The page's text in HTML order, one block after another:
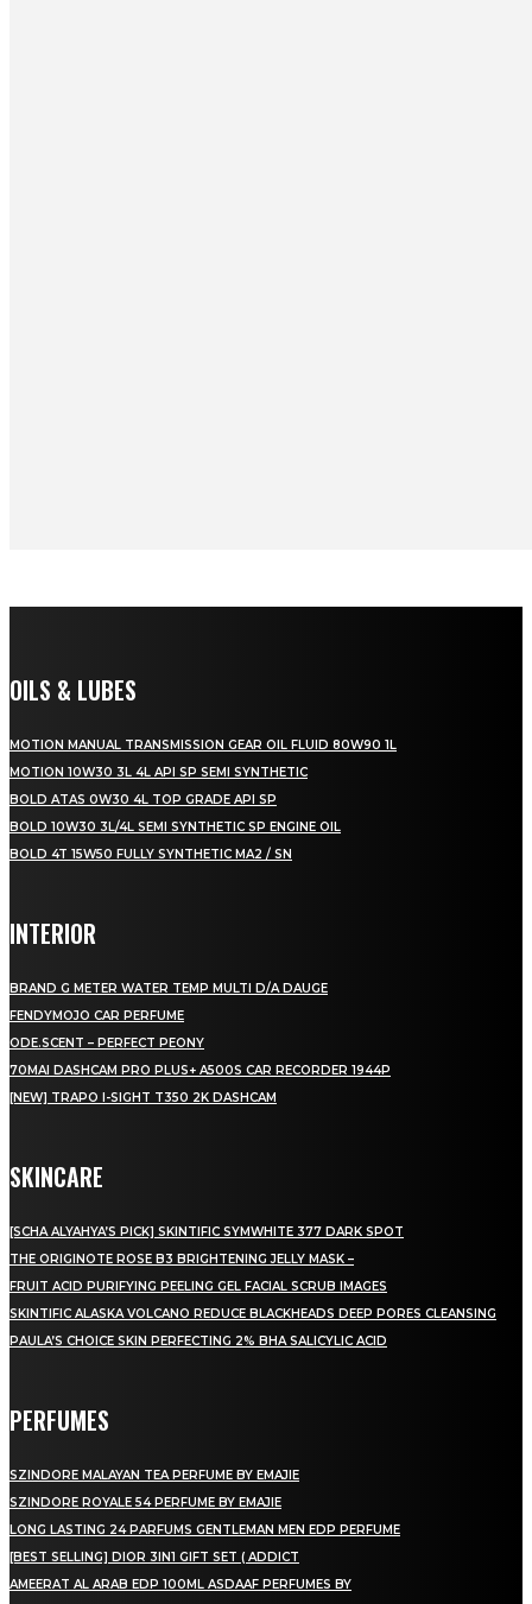
OILS & LUBES
MOTION MANUAL TRANSMISSION GEAR OIL FLUID 80W90 1L
MOTION 10W30 3L 4L API SP SEMI SYNTHETIC
BOLD ATAS 0W30 4L TOP GRADE API SP
BOLD 10W30 3L/4L SEMI SYNTHETIC SP ENGINE OIL
BOLD 4T 15W50 FULLY SYNTHETIC MA2 / SN
INTERIOR
BRAND G METER WATER TEMP MULTI D/A DAUGE
FENDYMOJO CAR PERFUME
ODE.SCENT – PERFECT PEONY
70MAI DASHCAM PRO PLUS+ A500S CAR RECORDER 1944P
[NEW] TRAPO I-SIGHT T350 2K DASHCAM
SKINCARE
[SCHA ALYAHYA’S PICK] SKINTIFIC SYMWHITE 377 DARK SPOT
THE ORIGINOTE ROSE B3 BRIGHTENING JELLY MASK –
FRUIT ACID PURIFYING PEELING GEL FACIAL SCRUB IMAGES
SKINTIFIC ALASKA VOLCANO REDUCE BLACKHEADS DEEP PORES CLEANSING
PAULA’S CHOICE SKIN PERFECTING 2% BHA SALICYLIC ACID
PERFUMES
SZINDORE MALAYAN TEA PERFUME BY EMAJIE
SZINDORE ROYALE 54 PERFUME BY EMAJIE
LONG LASTING 24 PARFUMS GENTLEMAN MEN EDP PERFUME
[BEST SELLING] DIOR 3IN1 GIFT SET ( ADDICT
AMEERAT AL ARAB EDP 100ML ASDAAF PERFUMES BY